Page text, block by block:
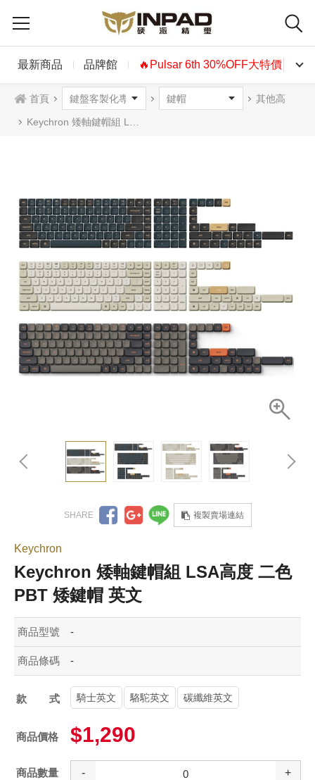
最新商品 品牌館 🔥Pulsar 6th 30%OFF大特價🔥
首頁 其他高
Keychron 矮軸鍵帽組 LSA高度 二色 PBT 矮鍵帽 英文
複製賣場連結
Keychron
Keychron 矮軸鍵帽組 LSA高度 二色
PBT 矮鍵帽 英文
商品型號 -
商品條碼 -
款式騎士英文 駱駝英文 碳纖維英文
商品價格 $1,290
商品數量 - +